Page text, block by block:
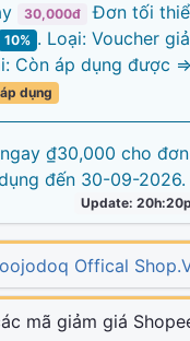
30,000đ Đơn tối
10% . Loại: Voucher
Còn áp dụng được =>
dụng
₫30,000 cho
đến 30-09-2026.
Update:
Offical
mã giảm giá